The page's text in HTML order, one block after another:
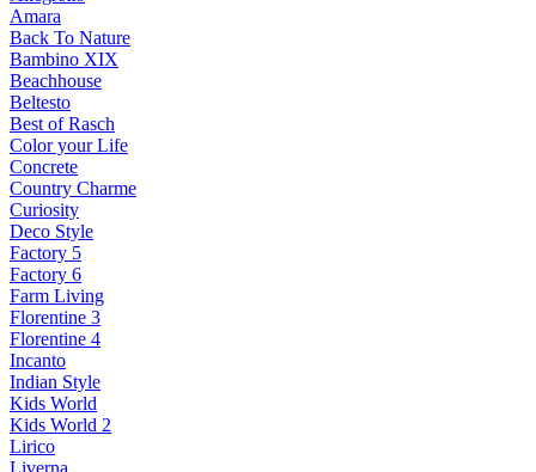
Amara
Back To Nature
Bambino XIX
Beachhouse
Beltesto
Best of Rasch
Color your Life
Concrete
Country Charme
Curiosity
Deco Style
Factory 5
Factory 6
Farm Living
Florentine 3
Florentine 4
Incanto
Indian Style
Kids World
Kids World 2
Lirico
Liverna